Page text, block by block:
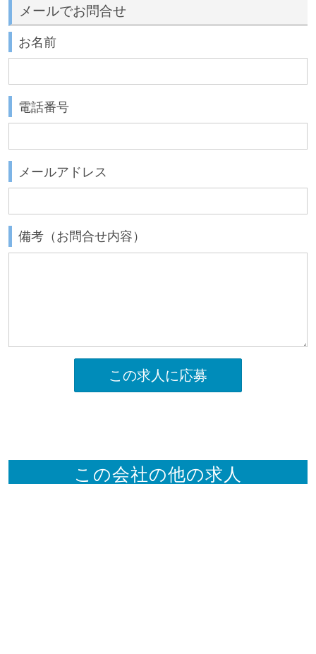
メールでお問合せ
お名前
電話番号
メールアドレス
備考（お問合せ内容）
この求人に応募
この会社の他の求人